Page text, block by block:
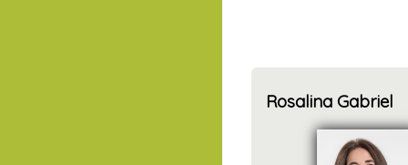
Rosalina Gabriel